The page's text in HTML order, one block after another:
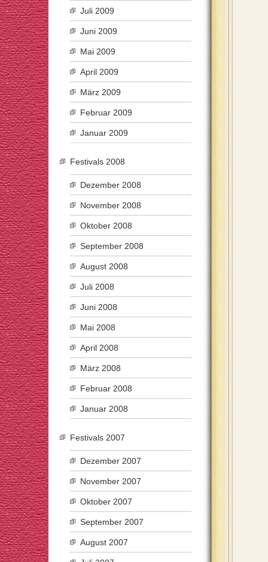
Juli 2009
Juni 2009
Mai 2009
April 2009
März 2009
Februar 2009
Januar 2009
Festivals 2008
Dezember 2008
November 2008
Oktober 2008
September 2008
August 2008
Juli 2008
Juni 2008
Mai 2008
April 2008
März 2008
Februar 2008
Januar 2008
Festivals 2007
Dezember 2007
November 2007
Oktober 2007
September 2007
August 2007